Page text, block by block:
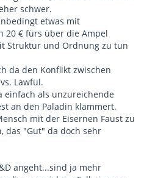
schwer.
etwas mit
20 € fürs über die Ampel
Struktur und Ordnung zu tun
da den Konflikt zwischen
Lawful.
einfach als unzureichende
an den Paladin klammert.
mit der Eisernen Faust zu
das "Gut" da doch sehr
angeht...sind ja mehr